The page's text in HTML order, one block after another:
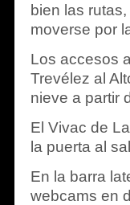
bien las
moverse por
Los accesos
Trevélez al
nieve a partir
El Vivac de
la puerta al
En la barra
webcams en